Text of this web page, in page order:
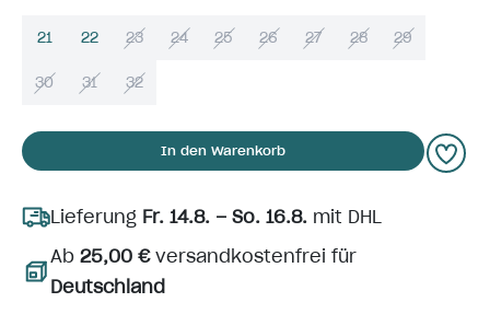
21 22 23 24 25 26 27 28 29
30 31 32
In den Warenkorb
Lieferung Fr. 14.8. – So. 16.8. mit DHL
Ab 25,00 €versandkostenfrei für
Deutschland